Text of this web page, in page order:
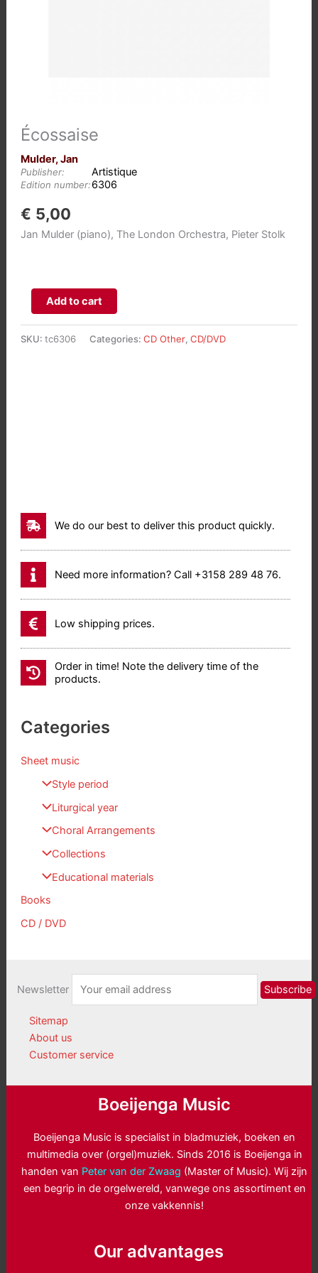
We do our best to deliver this product quickly.
Need more information? Call +3158 289 48 76.
Low shipping prices.
Order in time! Note the delivery time of the
products.
Categories
Sheet music
Style period
Liturgical year
Choral Arrangements
Collections
Educational materials
Books
CD / DVD
Écossaise
Mulder, Jan
Publisher: Artistique
Edition number:6306
€ 5,00
Jan Mulder (piano), The London Orchestra, Pieter Stolk
Écossaise
aantal
Add to cart
SKU: tc6306 Categories: CD Other, CD/DVD
Newsletter
Sitemap
About us
Customer service
Boeijenga Music
Boeijenga Music is specialist in bladmuziek, boeken en
multimedia over (orgel)muziek. Sinds 2016 is Boeijenga in
handen van Peter van der Zwaag (Master of Music). Wij zijn
een begrip in de orgelwereld, vanwege ons assortiment en
onze vakkennis!
Our advantages